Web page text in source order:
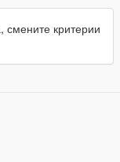
смените критерии